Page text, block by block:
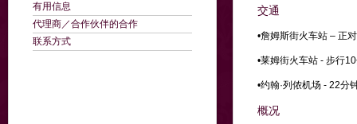
有用信息
代理商／合作伙伴的合作
联系方式
交通
•詹姆斯街火车站 – 正
•莱姆街火车站 - 步行
•约翰·列侬机场 - 22分
概况